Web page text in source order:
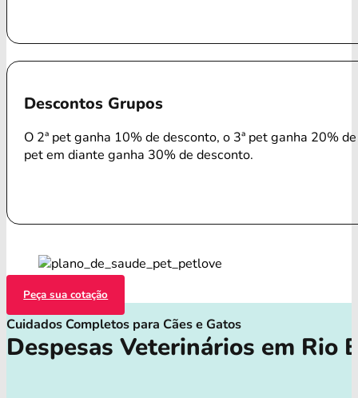
Descontos Grupos
O 2ª pet ganha 10% de desconto, o 3ª pet ganha 20%
pet em diante ganha 30% de desconto.
Peça sua cotação
Cuidados Completos para Cães e Gatos
Despesas Veterinários em Rio